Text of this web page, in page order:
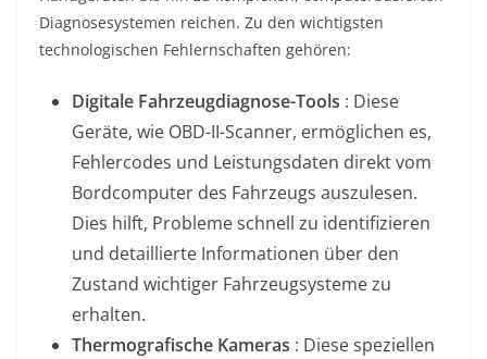
Diagnosesystemen reichen. Zu den wichtigsten
technologischen Fehlernschaften gehören:
Digitale Fahrzeugdiagnose-Tools : Diese
Geräte, wie OBD-II-Scanner, ermöglichen es,
Fehlercodes und Leistungsdaten direkt vom
Bordcomputer des Fahrzeugs auszulesen.
Dies hilft, Probleme schnell zu identifizieren
und detaillierte Informationen über den
Zustand wichtiger Fahrzeugsysteme zu
erhalten.
Thermografische Kameras : Diese speziellen